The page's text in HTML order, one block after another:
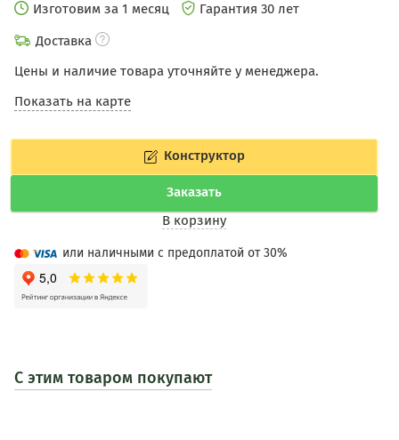
Изготовим за 1 месяц
Гарантия 30 лет
Доставка
Цены и наличие товара уточняйте у менеджера.
Показать на карте
Конструктор
Заказать
В корзину
или наличными с предоплатой от 30%
С этим товаром покупают